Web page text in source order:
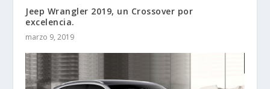
Jeep Wrangler 2019, un Crossover por
excelencia.
marzo 9, 2019